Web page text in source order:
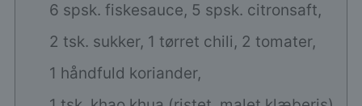
6 spsk. fiskesauce, 5 spsk. citronsaft,
2 tsk. sukker, 1 tørret chili, 2 tomater,
1 håndfuld koriander,